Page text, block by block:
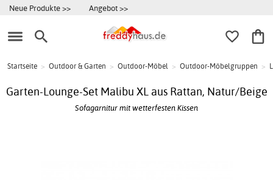
Neue Produkte >> Angebot >>
Startseite > Outdoor & Garten > Outdoor-Möbel > Outdoor-Möbelgruppen >
Garten-Lounge-Set Malibu XL aus Rattan, Natur/Beige
Sofagarnitur mit wetterfesten Kissen